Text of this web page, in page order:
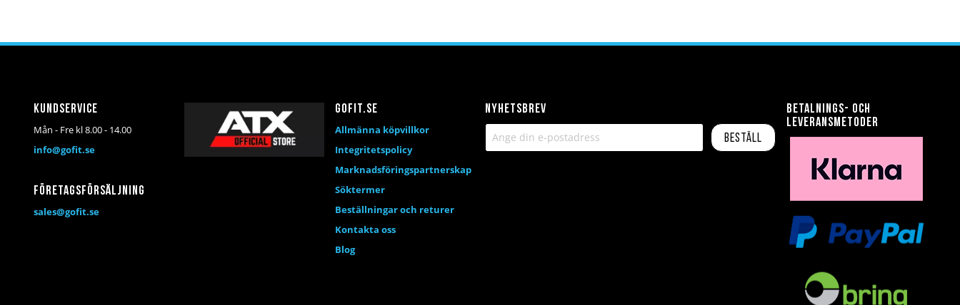
Nyhetsbrev
Beställ
Kundservice
Mån - Fre kl 8.00 - 14.00
info@gofit.se
Företagsförsäljning
sales@gofit.se
Betalnings- och
leveransmetoder
Gofit.se
Allmänna köpvillkor
Integritetspolicy
Marknadsföringspartnerskap
Söktermer
Beställningar och returer
Kontakta oss
Blog